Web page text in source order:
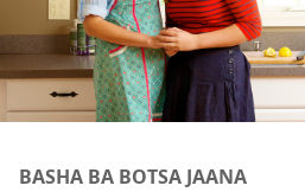
BASHA BA BOTSA JAANA